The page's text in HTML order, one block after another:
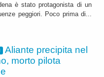
è stato protagonista di un
peggiori. Poco prima di...
Aliante precipita nel
morto pilota